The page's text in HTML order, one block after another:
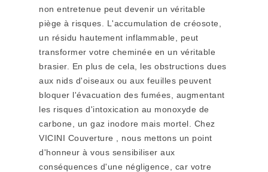
non entretenue peut devenir un véritable
piège à risques. L'accumulation de créosote,
un résidu hautement inflammable, peut
transformer votre cheminée en un véritable
brasier. En plus de cela, les obstructions dues
aux nids d'oiseaux ou aux feuilles peuvent
bloquer l'évacuation des fumées, augmentant
les risques d'intoxication au monoxyde de
carbone, un gaz inodore mais mortel. Chez
VICINI Couverture , nous mettons un point
d'honneur à vous sensibiliser aux
conséquences d'une négligence, car votre